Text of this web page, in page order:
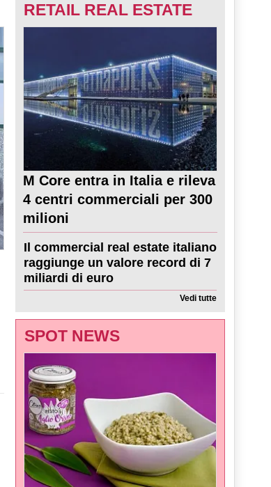
RETAIL REAL ESTATE
M Core entra in Italia e rileva
4 centri commerciali per 300
milioni
Il commercial real estate italiano
raggiunge un valore record di 7
miliardi di euro
Vedi tutte
SPOT NEWS